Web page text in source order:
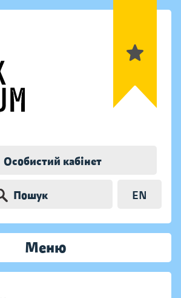
Особистий кабінет
Пошук EN
Меню